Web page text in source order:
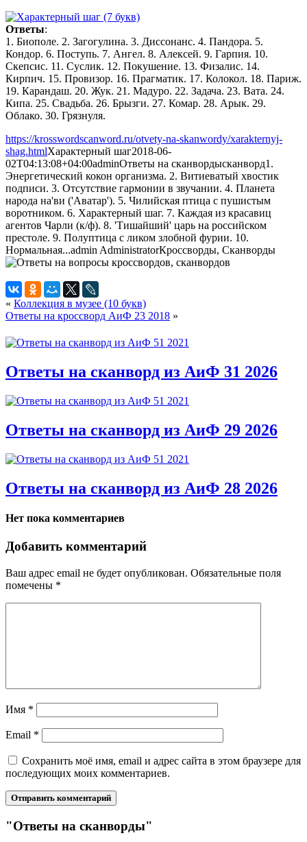
Ответы:
1. Биополе. 2. Загогулина. 3. Диссонанс. 4. Пандора. 5.
Кондор. 6. Поступь. 7. Ангел. 8. Алексей. 9. Гарпия. 10.
Скепсис. 11. Суслик. 12. Покушение. 13. Физалис. 14.
Кирпич. 15. Провизор. 16. Прагматик. 17. Колокол. 18. Париж.
19. Карандаш. 20. Жук. 21. Мадуро. 22. Задача. 23. Вата. 24.
Кипа. 25. Свадьба. 26. Брызги. 27. Комар. 28. Арык. 29.
Облако. 30. Грязнуля.
https://krosswordscanword.ru/otvety-na-skanwordy/xarakternyj-
shag.htmlХарактерный шаг2018-06-
02T04:13:08+04:00adminОтветы на сканвордысканворд1.
Энергетический кокон организма. 2. Витиеватый хвостик
подписи. 3. Отсутствие гармонии в звучании. 4. Планета
народа на'ви ('Аватар'). 5. Чилийская птица с пушистым
воротником. 6. Характерный шаг. 7. Каждая из красавиц
агентов Чарли (к/ф). 8. 'Тишайший' царь на российском
престоле. 9. Полуптица с ликом злобной фурии. 10.
Нормальная...admin AdministratorКроссворды, Сканворды
« Коллекция в музее (10 букв)
Ответы на кроссворд АиФ 23 2018 »
Ответы на сканворд из АиФ 31 2026
Ответы на сканворд из АиФ 29 2026
Ответы на сканворд из АиФ 28 2026
Нет пока комментариев
Добавить комментарий
Ваш адрес email не будет опубликован. Обязательные поля
помечены *
Имя *
Email *
Сохранить моё имя, email и адрес сайта в этом браузере для
последующих моих комментариев.
"Ответы на сканворды"